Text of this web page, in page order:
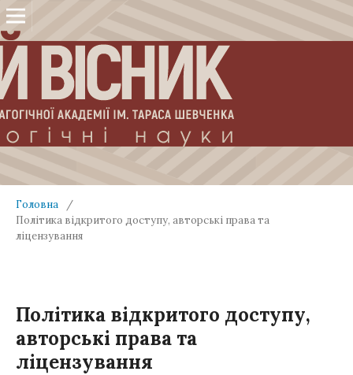
Головна
/
Політика відкритого доступу, авторські права та
ліцензування
Політика відкритого доступу,
авторські права та
ліцензування